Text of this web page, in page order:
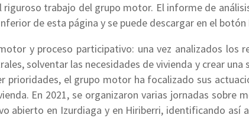
riguroso trabajo del grupo motor. El informe de
de esta página y se puede descargar en el botón
y proceso participativo: una vez analizados los
solventar las necesidades de vivienda y crear una
prioridades, el grupo motor ha focalizado sus
En 2021, se organizaron varias jornadas sobre
abierto en Izurdiaga y en Hiriberri, identificando así